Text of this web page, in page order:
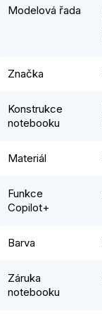
Modelová řada
Značka
Konstrukce
notebooku
Materiál
Funkce
Copilot+
Barva
Záruka
notebooku